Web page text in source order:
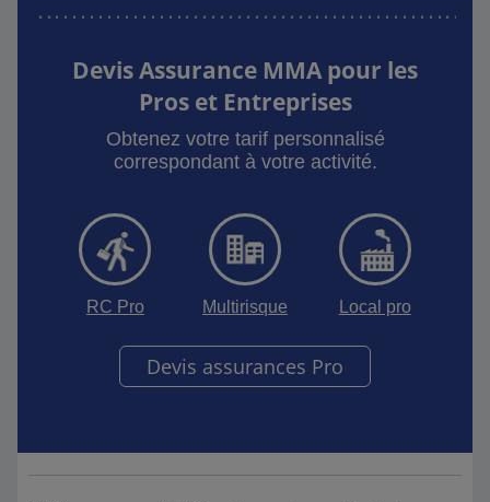
Devis Assurance MMA pour les
Pros et Entreprises
Obtenez votre tarif personnalisé
correspondant à votre activité.
RC Pro Multirisque Local pro
Devis assurances Pro